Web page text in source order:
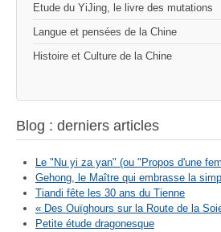
Etude du YiJing, le livre des mutations
Langue et pensées de la Chine
Histoire et Culture de la Chine
Blog : derniers articles
Le "Nu yi za yan" (ou "Propos d'une
Gehong, le Maître qui embrasse la
Tiandi fête les 30 ans du Tienne
« Des Ouïghours sur la Route de la
Petite étude dragonesque